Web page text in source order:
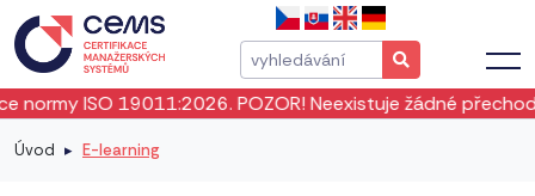
ISO 19011:2026. POZOR! Neexistuje žádné
Úvod E-learning